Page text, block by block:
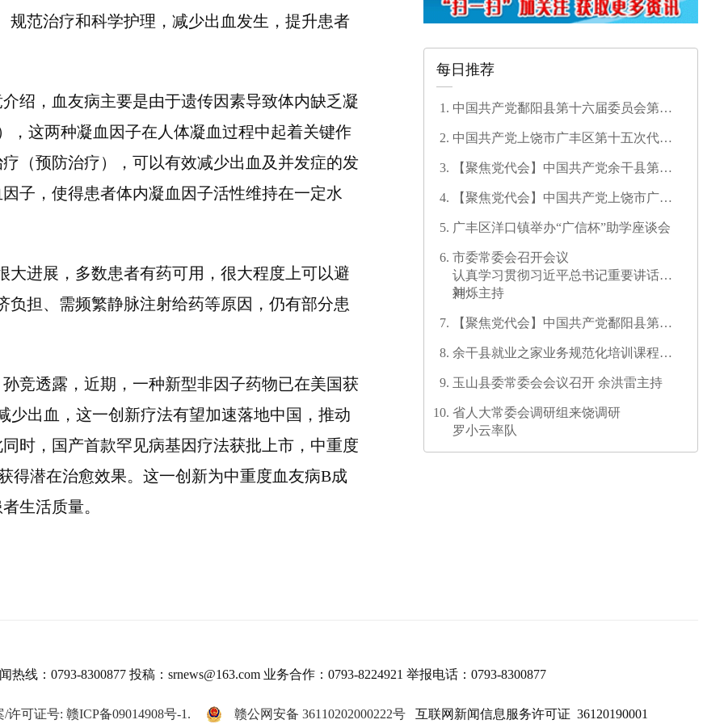
规范治疗和科学护理，减少出血发生，提升患者
绍，血友病主要是由于遗传因素导致体内缺乏凝
这两种凝血因子在人体凝血过程中起着关键作
（预防治疗），可以有效减少出血及并发症的发
子，使得患者体内凝血因子活性维持在一定水
大进展，多数患者有药可用，很大程度上可以避
担、需频繁静脉注射给药等原因，仍有部分患
竞透露，近期，一种新型非因子药物已在美国获
少出血，这一创新疗法有望加速落地中国，推动
时，国产首款罕见病基因疗法获批上市，中重度
得潜在治愈效果。这一创新为中重度血友病B成
生活质量。
每日推荐
中国共产党鄱阳县第十六届委员会第一
中国共产党上饶市广丰区第十五次代表
【聚焦党代会】中国共产党余干县第十
【聚焦党代会】中国共产党上饶市广信
广丰区洋口镇举办“广信杯”助学座谈会
市委常委会召开会议
认真学习贯彻习近平总书记重要讲话精
神
刘烁主持
【聚焦党代会】中国共产党鄱阳县第十
余干县就业之家业务规范化培训课程开
玉山县委常委会会议召开 余洪雷主持
省人大常委会调研组来饶调研
罗小云率队
线：0793-8300877 投稿：srnews@163.com 业务合作：0793-8224921 举报电话：0793-8300877
/许可证号: 赣ICP备09014908号-1. 赣公网安备 36110202000222号 互联网新闻信息服务许可证 36120190001